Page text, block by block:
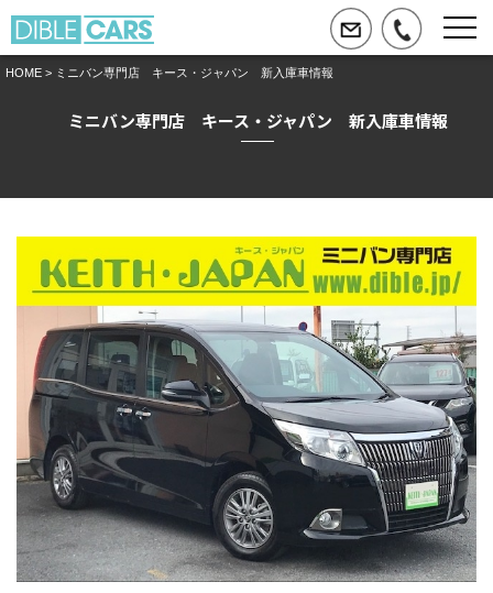
HOME > ミニバン専門店 キース・ジャパン 新入庫車情報
ミニバン専門店 キース・ジャパン 新入庫車情報